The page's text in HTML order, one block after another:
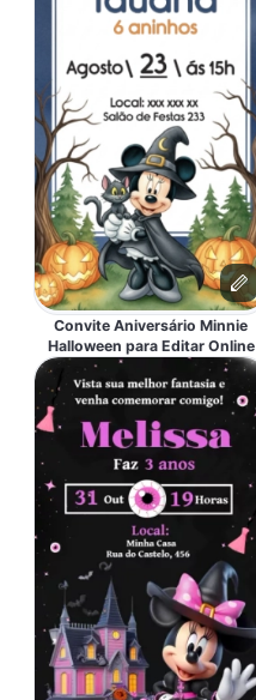
Convite Aniversário Minnie
Halloween para Editar Online